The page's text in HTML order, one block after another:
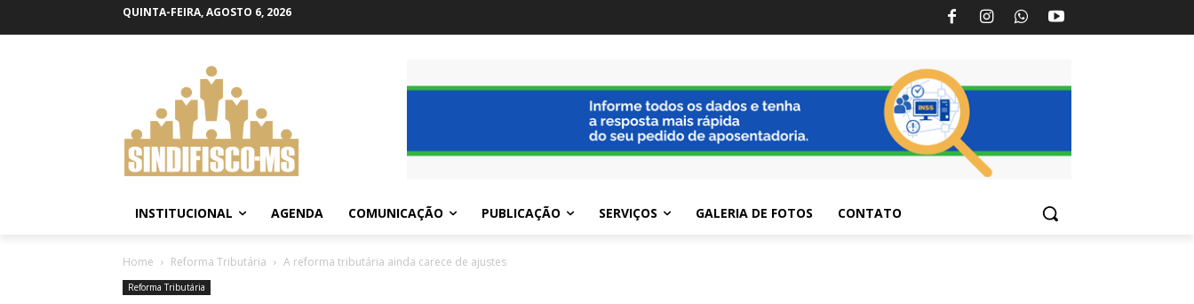
QUINTA-FEIRA, AGOSTO 6, 2026
INSTITUCIONAL AGENDA COMUNICAÇÃO PUBLICAÇÃO SERVIÇOS GALERIA DE FOTOS CONTATO
Home Reforma Tributária A reforma tributária ainda carece de ajustes
Reforma Tributária